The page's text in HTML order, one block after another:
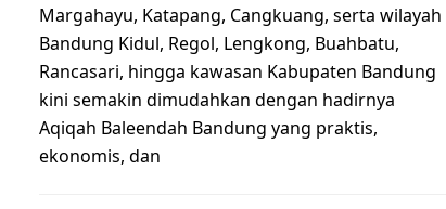
Margahayu, Katapang, Cangkuang, serta wilayah
Bandung Kidul, Regol, Lengkong, Buahbatu,
Rancasari, hingga kawasan Kabupaten Bandung
kini semakin dimudahkan dengan hadirnya
Aqiqah Baleendah Bandung yang praktis,
ekonomis, dan